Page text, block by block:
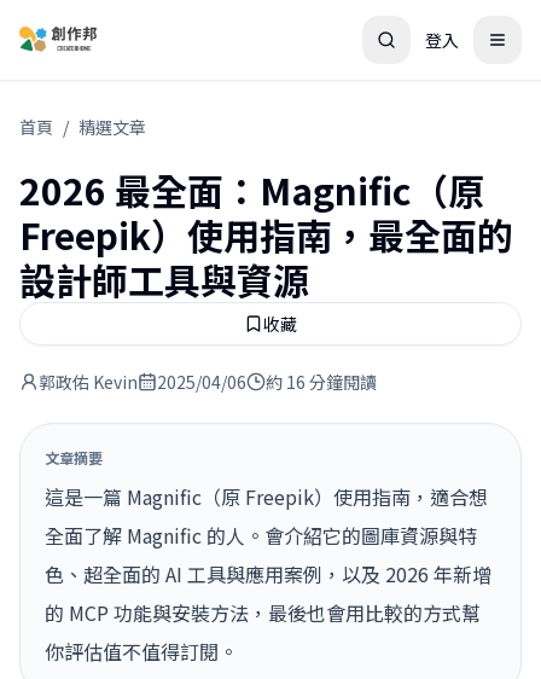
登入
首頁 / 精選文章
2026 最全面：Magnific（原
Freepik）使用指南，最全面的
設計師工具與資源
收藏
郭政佑 Kevin 2025/04/06 約 16 分鐘閱讀
文章摘要
這是一篇 Magnific（原 Freepik）使用指南，適合想
全面了解 Magnific 的人。會介紹它的圖庫資源與特
色、超全面的 AI 工具與應用案例，以及 2026 年新增
的 MCP 功能與安裝方法，最後也會用比較的方式幫
你評估值不值得訂閱。